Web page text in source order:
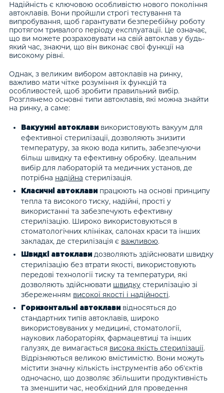
Надійність є ключовою особливістю нового покоління
автоклавів. Вони пройшли строгі тестування та
випробування, щоб гарантувати безперебійну роботу
протягом тривалого періоду експлуатації. Це означає,
що ви можете розраховувати на свій автоклав у будь-
який час, знаючи, що він виконає свої функції на
високому рівні.
Однак, з великим вибором автоклавів на ринку,
важливо мати чітке розуміння їх функцій та
особливостей, щоб зробити правильний вибір.
Розглянемо основні типи автоклавів, які можна знайти
на ринку, а саме:
Вакуумні автоклави використовують вакуум для
ефективної стерилізації, дозволяють знизити
температуру, за якою вода кипить, забезпечуючи
більш швидку та ефективну обробку. Ідеальним
вибір для лабораторій та медичних установ, де
потрібна надійна стерилізація.
Класичні автоклави працюють на основі принципу
тепла та високого тиску, надійні, прості у
використанні та забезпечують ефективну
стерилізацію. Широко використовуються в
стоматологічних клініках, салонах краси та інших
закладах, де стерилізація є важливою.
Швидкі автоклави дозволяють здійснювати швидку
стерилізацію без втрати якості, використовують
передові технології тиску та температури, які
дозволяють здійснювати швидкустерилізацію зі
збереженням високої якості і надійності.
Горизонтальні автоклави відносяться до
стандартних типів автоклавів, широко
використовуваних у медицині, стоматології,
наукових лабораторіях, фармацевтиці та інших
галузях, де вимагається висока якість стерилізації.
Відрізняються великою вмістимістю. Вони можуть
містити значну кількість інструментів або об'єктів
одночасно, що дозволяє збільшити продуктивність
та зменшити час, необхідний для проведення